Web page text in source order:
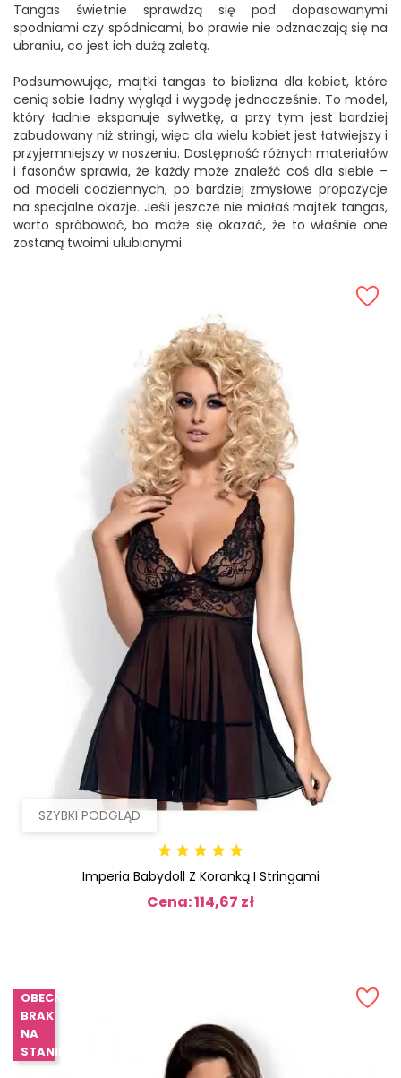
Tangas świetnie sprawdzą się pod dopasowanymi
spodniami czy spódnicami, bo prawie nie odznaczają się na
ubraniu, co jest ich dużą zaletą.
Podsumowując, majtki tangas to bielizna dla kobiet, które
cenią sobie ładny wygląd i wygodę jednocześnie. To model,
który ładnie eksponuje sylwetkę, a przy tym jest bardziej
zabudowany niż stringi, więc dla wielu kobiet jest łatwiejszy i
przyjemniejszy w noszeniu. Dostępność różnych materiałów
i fasonów sprawia, że każdy może znaleźć coś dla siebie –
od modeli codziennych, po bardziej zmysłowe propozycje
na specjalne okazje. Jeśli jeszcze nie miałaś majtek tangas,
warto spróbować, bo może się okazać, że to właśnie one
zostaną twoimi ulubionymi.
SZYBKI PODGLĄD
Imperia Babydoll Z Koronką I Stringami
Cena: 114,67 zł
OBECNIE
BRAK
NA
STANIE